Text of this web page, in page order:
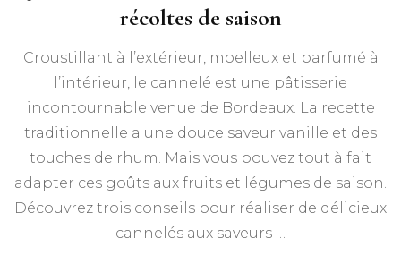
récoltes de saison
Croustillant à l’extérieur, moelleux et parfumé à
l’intérieur, le cannelé est une pâtisserie
incontournable venue de Bordeaux. La recette
traditionnelle a une douce saveur vanille et des
touches de rhum. Mais vous pouvez tout à fait
adapter ces goûts aux fruits et légumes de saison.
Découvrez trois conseils pour réaliser de délicieux
cannelés aux saveurs …